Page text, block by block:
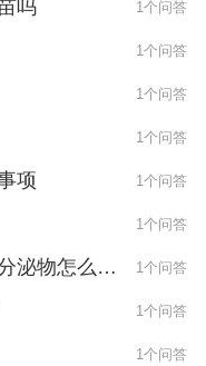
吗 1个问答
1个问答
1个问答
1个问答
项 1个问答
1个问答
泌物怎么回
1个问答
1个问答
1个问答